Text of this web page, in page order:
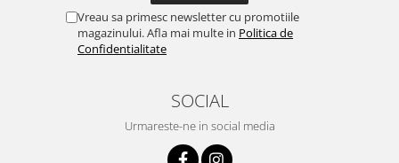
Vreau sa primesc newsletter cu promotiile
magazinului. Afla mai multe in Politica de
Confidentialitate
SOCIAL
Urmareste-ne in social media